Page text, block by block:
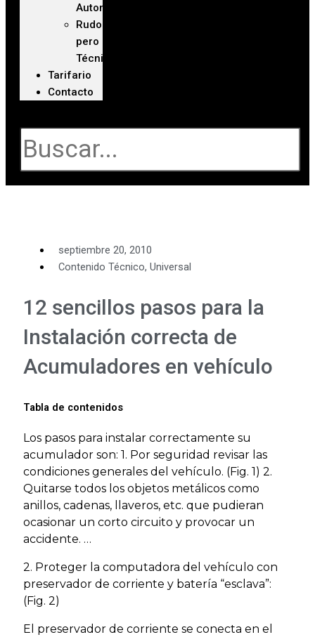
Automotriz
Rudo
pero
Técnico
Tarifario
Contacto
septiembre 20, 2010
Contenido Técnico, Universal
12 sencillos pasos para la
Instalación correcta de
Acumuladores en vehículo
Tabla de contenidos
Los pasos para instalar correctamente su
acumulador son: 1. Por seguridad revisar las
condiciones generales del vehículo. (Fig. 1) 2.
Quitarse todos los objetos metálicos como
anillos, cadenas, llaveros, etc. que pudieran
ocasionar un corto circuito y provocar un
accidente. …
2. Proteger la computadora del vehículo con
preservador de corriente y batería “esclava”:
(Fig. 2)
El preservador de corriente se conecta en el